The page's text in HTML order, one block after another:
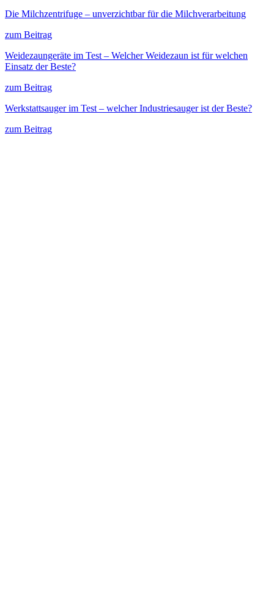
Die Milchzentrifuge – unverzichtbar für die Milchverarbeitung
zum Beitrag
Weidezaungeräte im Test – Welcher Weidezaun ist für welchen
Einsatz der Beste?
zum Beitrag
Werkstattsauger im Test – welcher Industriesauger ist der Beste?
zum Beitrag